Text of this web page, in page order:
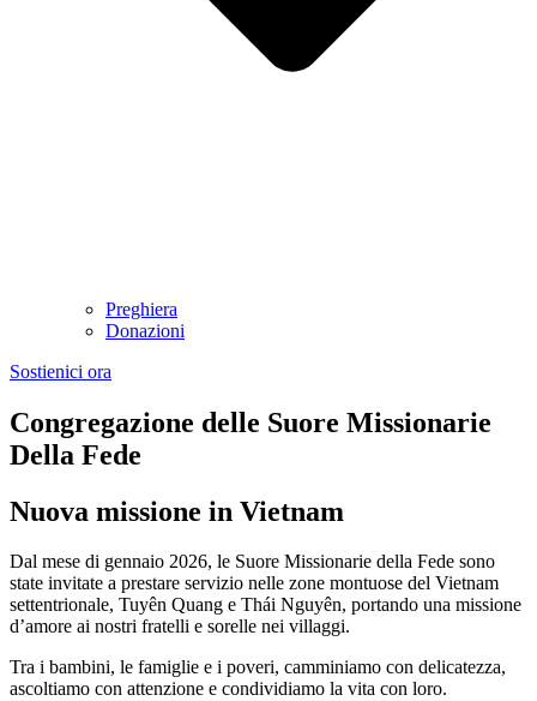
Preghiera
Donazioni
Sostienici ora
Congregazione delle Suore Missionarie
Della Fede
Nuova missione in Vietnam
Dal mese di gennaio 2026, le Suore Missionarie della Fede sono
state invitate a prestare servizio nelle zone montuose del Vietnam
settentrionale, Tuyên Quang e Thái Nguyên, portando una missione
d’amore ai nostri fratelli e sorelle nei villaggi.
Tra i bambini, le famiglie e i poveri, camminiamo con delicatezza,
ascoltiamo con attenzione e condividiamo la vita con loro.